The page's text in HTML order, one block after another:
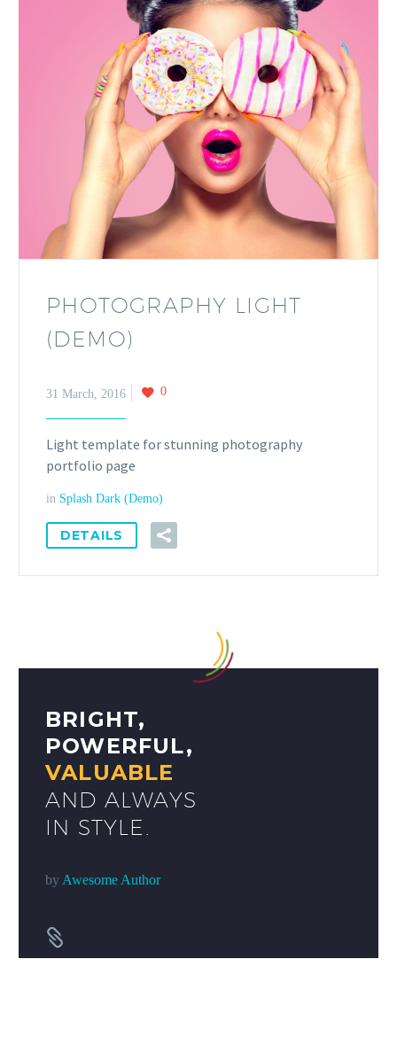
PHOTOGRAPHY LIGHT
(DEMO)
31 March, 2016 0
Light template for stunning photography
portfolio page
in Splash Dark (Demo)
DETAILS
BRIGHT,
POWERFUL,
VALUABLE
AND ALWAYS
IN STYLE.
by Awesome Author

